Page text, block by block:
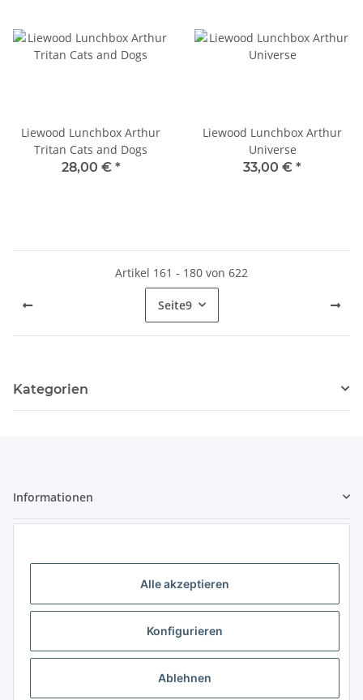
Alle akzeptieren
Konfigurieren
Ablehnen
Liewood Lunchbox Arthur
Tritan Cats and Dogs
28,00 € *
Liewood Lunchbox Arthur
Universe
33,00 € *
Artikel 161 - 180 von 622
Seite9
Kategorien
Informationen
Little Pippa - Inh. Philippa Bach
47269 Duisburg
E-Mail: hallo@littlepippa.de